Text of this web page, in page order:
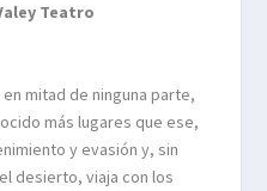
Teatro
mitad de ninguna parte,
más lugares que ese,
y evasión y, sin
desierto, viaja con los